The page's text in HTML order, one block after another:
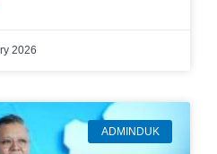
2026
ADMINDUK